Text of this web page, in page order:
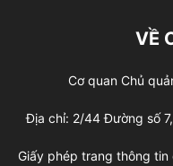
VỀ
Cơ quan Chủ
Địa chỉ: 2/44 Đường số
Giấy phép trang thông